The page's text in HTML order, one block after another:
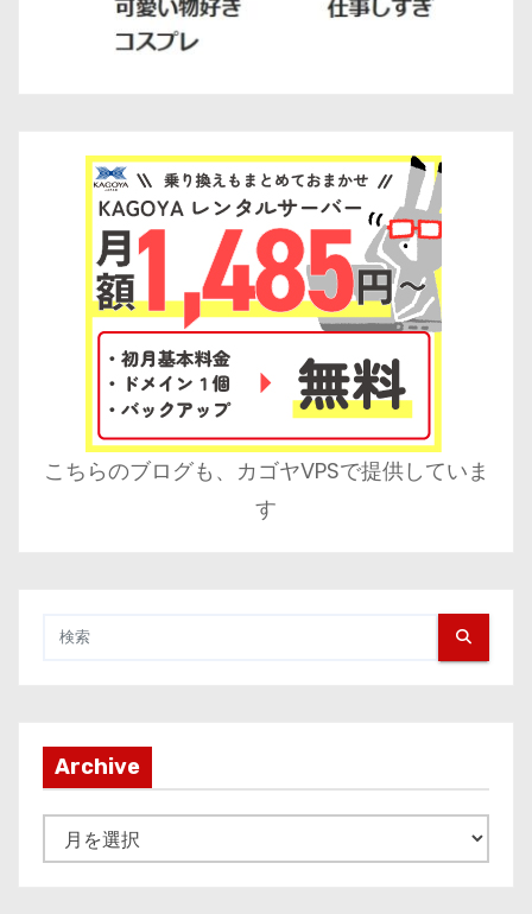
こちらのブログも、カゴヤVPSで提供していま
す
Archive
r